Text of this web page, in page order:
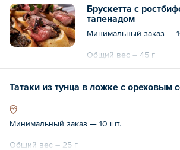
Брускетта с
тапенадом
Минимальный заказ —
Общий вес – 45 г
Татаки из тунца в ложке с ореховым
Минимальный заказ — 10 шт.
Общий вес – 25 г